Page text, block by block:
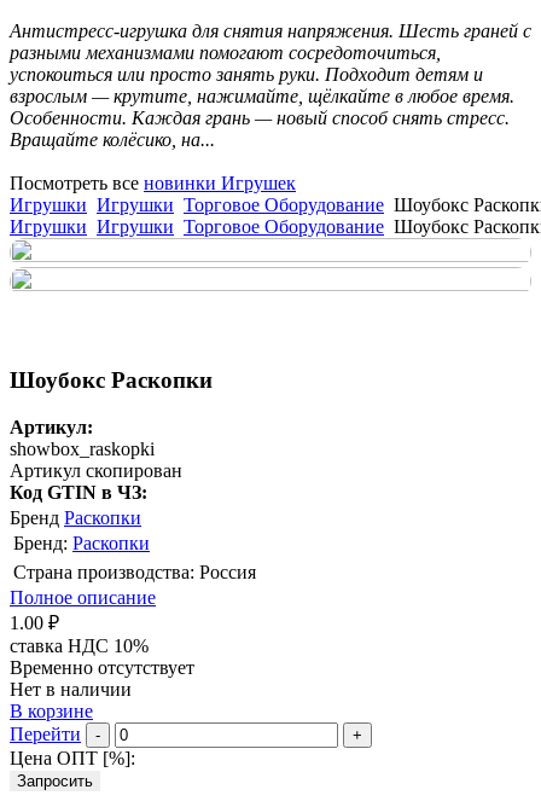
Антистресс-игрушка для снятия напряжения. Шесть граней с
разными механизмами помогают сосредоточиться,
успокоиться или просто занять руки. Подходит детям и
взрослым — крутите, нажимайте, щёлкайте в любое время.
Особенности. Каждая грань — новый способ снять стресс.
Вращайте колёсико, на...
Посмотреть все новинки Игрушек
Игрушки Игрушки Торговое Оборудование Шоубокс
Игрушки Игрушки Торговое Оборудование Шоубокс
Шоубокс Раскопки
Артикул:
showbox_raskopki
Артикул скопирован
Код GTIN в ЧЗ:
Бренд Раскопки
Бренд: Раскопки
Страна производства: Россия
Полное описание
1.00 ₽
ставка НДС 10%
Временно отсутствует
Нет в наличии
В корзине
Перейти
- +
Цена ОПТ [%]:
Запросить